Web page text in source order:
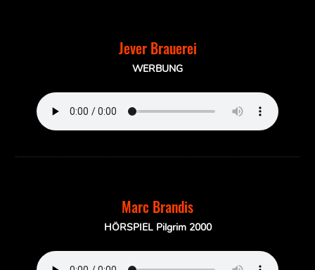
Jever Brauerei
Marc Brandis